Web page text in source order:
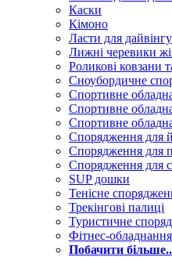
Каски
Кімоно
Ласти для
Лижні черевики
Роликові ковзани
Сноубордичне
Спортивне
Спортивне
Спортивне
Спорядження для
Спорядження для
Спорядження для
SUP дошки
Тенісне
Трекінгові палиці
Туристичне
Фітнес-обладнання
Побачити